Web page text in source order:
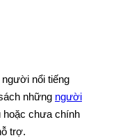
nổi tiếng
những người
hoặc chưa chính
trợ.